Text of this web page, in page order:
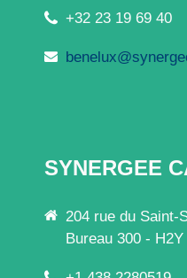
+32 23 19 69 40
SYNERGEE
204 rue du Saint-
Bureau 300 -